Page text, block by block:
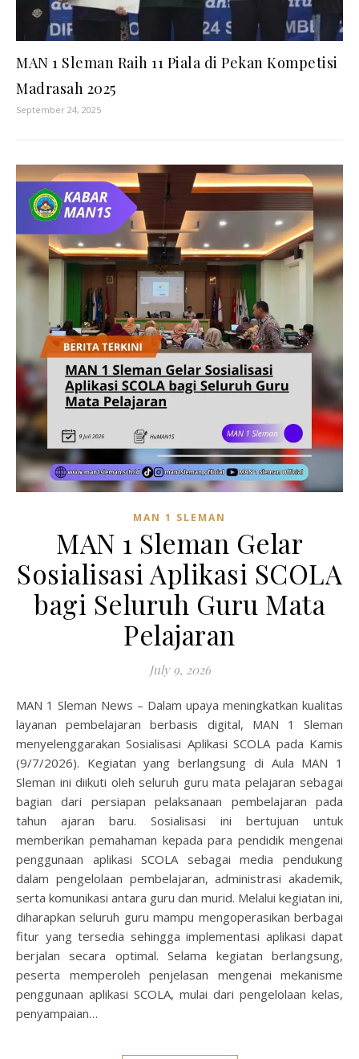
MAN 1 Sleman Raih 11 Piala di Pekan Kompetisi
Madrasah 2025
September 24, 2025
MAN 1 SLEMAN
MAN 1 Sleman Gelar
Sosialisasi Aplikasi SCOLA
bagi Seluruh Guru Mata
Pelajaran
July 9, 2026
MAN 1 Sleman News – Dalam upaya meningkatkan kualitas
layanan pembelajaran berbasis digital, MAN 1 Sleman
menyelenggarakan Sosialisasi Aplikasi SCOLA pada Kamis
(9/7/2026). Kegiatan yang berlangsung di Aula MAN 1
Sleman ini diikuti oleh seluruh guru mata pelajaran sebagai
bagian dari persiapan pelaksanaan pembelajaran pada
tahun ajaran baru. Sosialisasi ini bertujuan untuk
memberikan pemahaman kepada para pendidik mengenai
penggunaan aplikasi SCOLA sebagai media pendukung
dalam pengelolaan pembelajaran, administrasi akademik,
serta komunikasi antara guru dan murid. Melalui kegiatan ini,
diharapkan seluruh guru mampu mengoperasikan berbagai
fitur yang tersedia sehingga implementasi aplikasi dapat
berjalan secara optimal. Selama kegiatan berlangsung,
peserta memperoleh penjelasan mengenai mekanisme
penggunaan aplikasi SCOLA, mulai dari pengelolaan kelas,
penyampaian…